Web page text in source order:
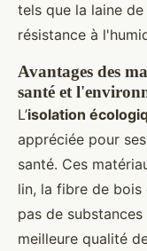
tels que la laine
résistance à
Avantages des
santé et
L’isolation
appréciée pour
santé. Ces
lin, la fibre de bois
pas de
meilleure qualité